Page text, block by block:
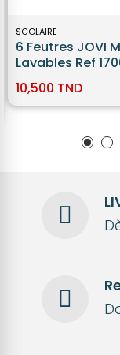
SCOLAIRE
6 Feutres JOVI
Lavables Ref
10,500 TND